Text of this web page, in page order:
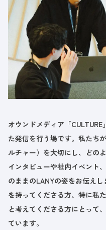
オウンドメディア「
た発信を行う場です。私たち
ルチャー）を大切にし、どの
インタビューや社内イベント
のままのLANYの姿をお伝え
を持ってくださる方、特に私
と考えてくださる方にとって
ています。